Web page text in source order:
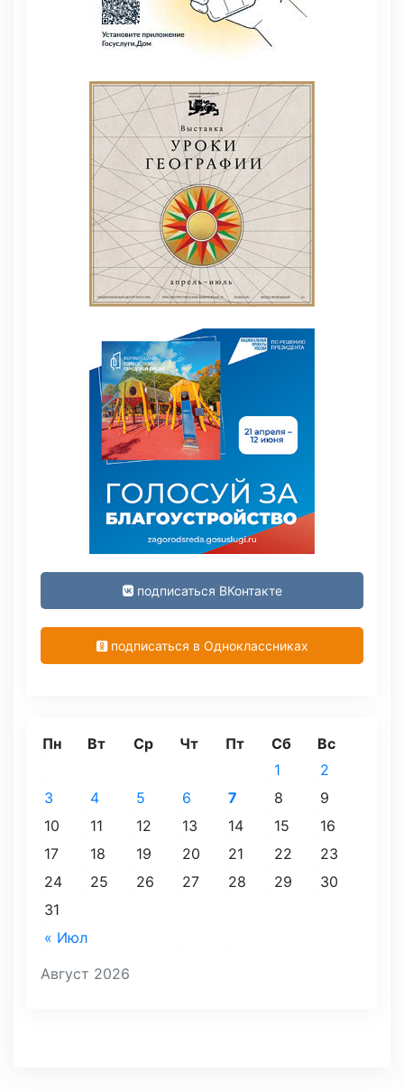
подписаться ВКонтакте
подписаться в Одноклассниках
Август 2026
Пн Вт Ср Чт Пт Сб Вс
« Июл
1
2
3
4 5 6 7 8
9
10
11 12 13 14 15
16
17
18 19 20 21 22
23
24
25 26 27 28 29
30
31